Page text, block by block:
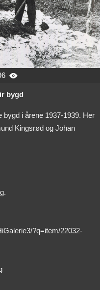

bygd
i årene 1937-1939. Her
Kingsrød og Johan
?q=item/22032-